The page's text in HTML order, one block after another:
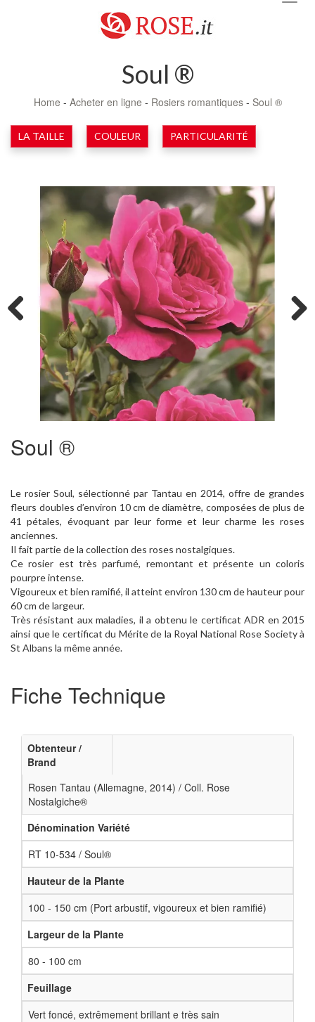
Soul ®
Home - Acheter en ligne - Rosiers romantiques - Soul ®
LA TAILLE COULEUR PARTICULARITÉ
Previous
Soul ®
Le rosier Soul, sélectionné par Tantau en 2014, offre de grandes
fleurs doubles d’environ 10 cm de diamètre, composées de plus de
41 pétales, évoquant par leur forme et leur charme les roses
anciennes.
Il fait partie de la collection des roses nostalgiques.
Ce rosier est très parfumé, remontant et présente un coloris
pourpre intense.
Vigoureux et bien ramifié, il atteint environ 130 cm de hauteur pour
60 cm de largeur.
Très résistant aux maladies, il a obtenu le certificat ADR en 2015
ainsi que le certificat du Mérite de la Royal National Rose Society à
St Albans la même année.
Fiche Technique
Obtenteur /
Brand
Rosen Tantau (Allemagne, 2014) / Coll. Rose
Nostalgiche®
Dénomination Variété
RT 10-534 / Soul®
Hauteur de la Plante
100 - 150 cm (Port arbustif, vigoureux et bien ramifié)
Largeur de la Plante
80 - 100 cm
Feuillage
Vert foncé, extrêmement brillant e très sain